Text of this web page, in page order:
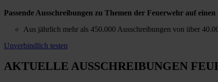
Passende Ausschreibungen zu Themen der Feuerwehr auf
Aus jährlich mehr als 450.000 Ausschreibungen von über
Unverbindlich testen
AKTUELLE AUSSCHREIBUNGEN